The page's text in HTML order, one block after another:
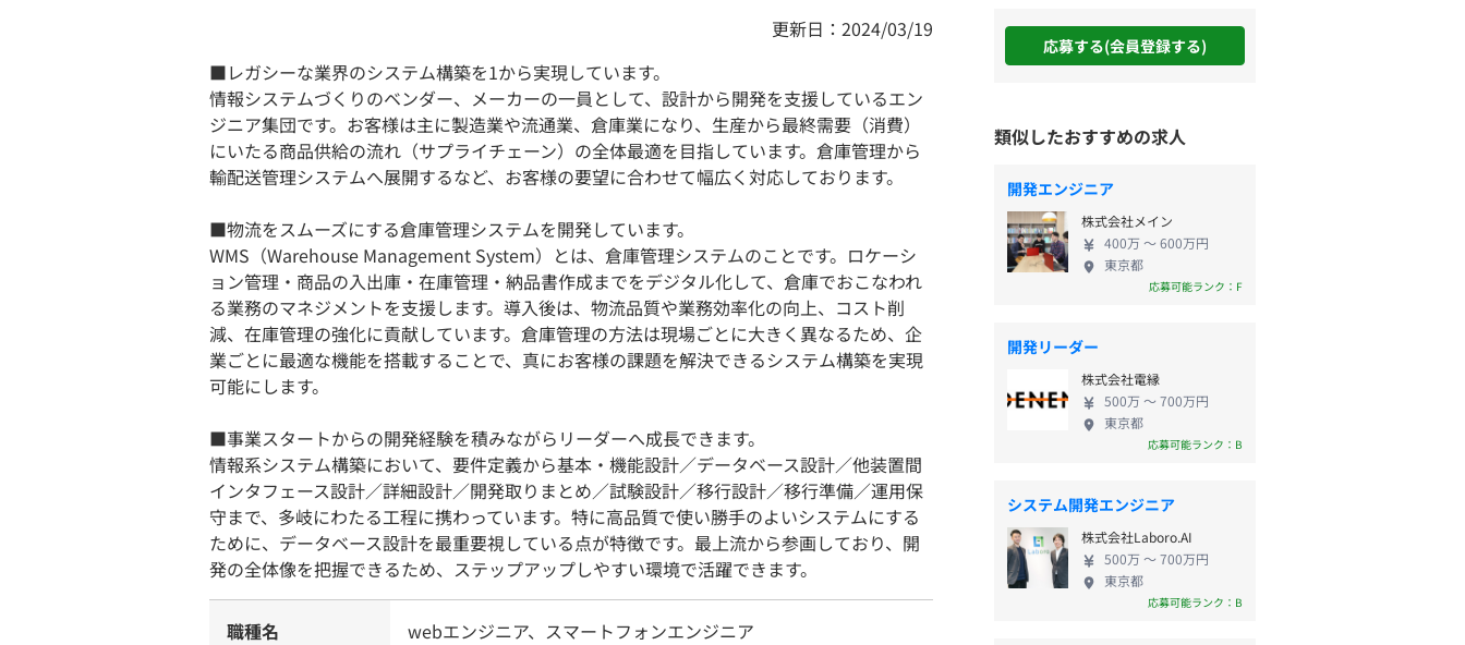
更新日：2024/03/19
■レガシーな業界のシステム構築を1から実現しています。
情報システムづくりのベンダー、メーカーの一員として、設計から開発を支援しているエン
ジニア集団です。お客様は主に製造業や流通業、倉庫業になり、生産から最終需要（消費）
にいたる商品供給の流れ（サプライチェーン）の全体最適を目指しています。倉庫管理から
輸配送管理システムへ展開するなど、お客様の要望に合わせて幅広く対応しております。
■物流をスムーズにする倉庫管理システムを開発しています。
WMS（Warehouse Management System）とは、倉庫管理システムのことです。ロケーシ
ョン管理・商品の入出庫・在庫管理・納品書作成までをデジタル化して、倉庫でおこなわれ
る業務のマネジメントを支援します。導入後は、物流品質や業務効率化の向上、コスト削
減、在庫管理の強化に貢献しています。倉庫管理の方法は現場ごとに大きく異なるため、企
業ごとに最適な機能を搭載することで、真にお客様の課題を解決できるシステム構築を実現
可能にします。
■事業スタートからの開発経験を積みながらリーダーへ成長できます。
情報系システム構築において、要件定義から基本・機能設計／データベース設計／他装置間
インタフェース設計／詳細設計／開発取りまとめ／試験設計／移行設計／移行準備／運用保
守まで、多岐にわたる工程に携わっています。特に高品質で使い勝手のよいシステムにする
ために、データベース設計を最重要視している点が特徴です。最上流から参画しており、開
発の全体像を把握できるため、ステップアップしやすい環境で活躍できます。
職種名 webエンジニア、スマートフォンエンジニア
応募する(会員登録する)
類似したおすすめの求人
開発エンジニア
株式会社メイン
400万 〜 600万円
東京都
応募可能ランク：F
開発リーダー
株式会社電縁
500万 〜 700万円
東京都
応募可能ランク：B
システム開発エンジニア
株式会社Laboro.AI
500万 〜 700万円
東京都
応募可能ランク：B